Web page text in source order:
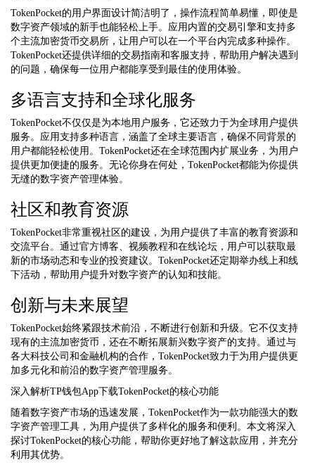
TokenPocket的用户界面设计简洁明了，操作流程简单易懂，即使是
数字资产领域的新手也能轻松上手。应用内置的交易引擎和支持多
个主流加密货币交易所，让用户可以在一个平台内完成多种操作。
TokenPocket还提供详细的交易指南和客服支持，帮助用户解决遇到
的问题，确保每一位用户都能享受到最佳的使用体验。
多语言支持和全球化服务
TokenPocket不仅仅是为本地用户服务，它还致力于为全球用户提供
服务。应用支持多种语言，涵盖了全球主要语言，确保不同背景的
用户都能轻松使用。TokenPocket还在全球范围内扩展业务，为用户
提供更加便捷的服务。无论你身在何处，TokenPocket都能为你提供
无缝的数字资产管理体验。
社区和教育资源
TokenPocket非常重视社区的建设，为用户提供了丰富的教育资源和
交流平台。通过官方博客、视频教程和在线论坛，用户可以获取最
新的市场动态和专业的投资建议。TokenPocket还定期举办线上和线
下活动，帮助用户提升对数字资产的认知和技能。
创新与未来展望
TokenPocket始终紧跟技术前沿，不断进行创新和升级。它不仅支持
现有的主流加密货币，还在不断拓展新兴数字资产的支持。通过与
各大科技公司和金融机构的合作，TokenPocket致力于为用户提供更
加多元化和前沿的数字资产管理服务。
深入解析TP钱包App下载TokenPocket的核心功能
随着数字资产市场的迅速发展，TokenPocket作为一款功能强大的数
字资产管理工具，为用户提供了多样化的服务和便利。本文将深入
探讨TokenPocket的核心功能，帮助你更好地了解这款应用，并充分
利用其优势。